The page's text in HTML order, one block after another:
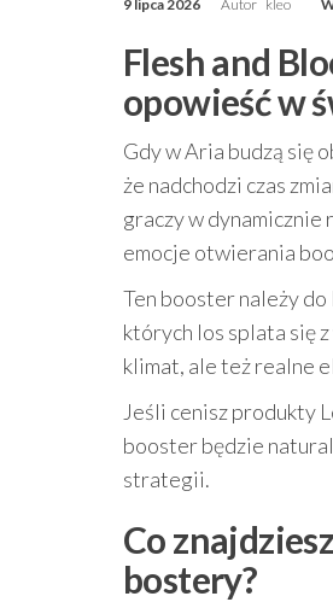
9 lipca 2026 Autor kleo
Flesh and
opowieść w
Gdy w Aria budzą się
że nadchodzi czas
graczy w dynamicznie
emocje otwierania
Ten booster należy
których los splata się
klimat, ale też realne
Jeśli cenisz produkty
booster będzie
strategii.
Co
bostery?